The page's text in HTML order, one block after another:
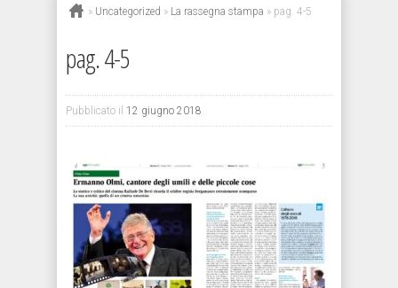
» Uncategorized » La rassegna stampa » pag. 4-5
pag. 4-5
Pubblicato il 12 giugno 2018